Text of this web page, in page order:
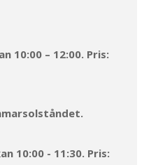
10:00 – 12:00. Pris:
10:00 - 11:30. Pris: